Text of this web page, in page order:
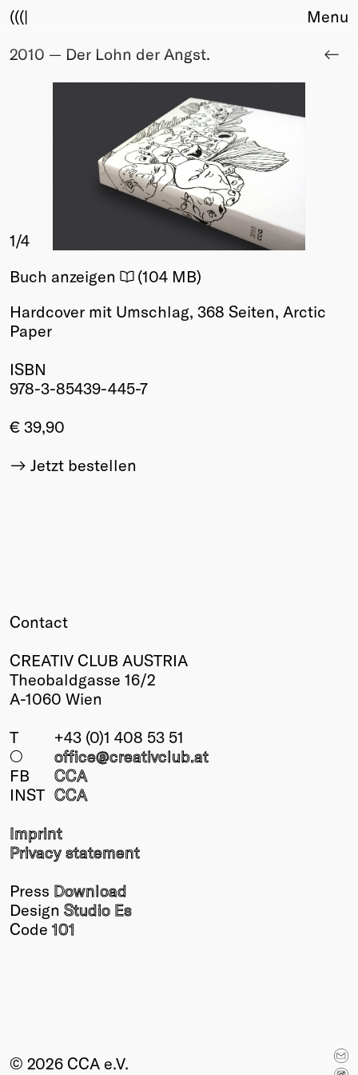
(((|
About
Info
Members
Young Creatives
Friends of Creativity
Winners
2026
Past
Annual
Menu
2010 — Der Lohn der Angst.
1/4
Buch anzeigen
(104 MB)
Hardcover mit Umschlag, 368 Seiten, Arctic
Paper
ISBN
978-3-85439-445-7
€ 39,90
Jetzt bestellen
Contact
CREATIV CLUB AUSTRIA
Theobaldgasse 16/2
A-1060 Wien
T
+43 (0)1 408 53 51
○
office@creativclub.at
FB
CCA
INST CCA
Imprint
Privacy statement
Press Download
Design Studio Es
Code 101
© 2026 CCA e.V.